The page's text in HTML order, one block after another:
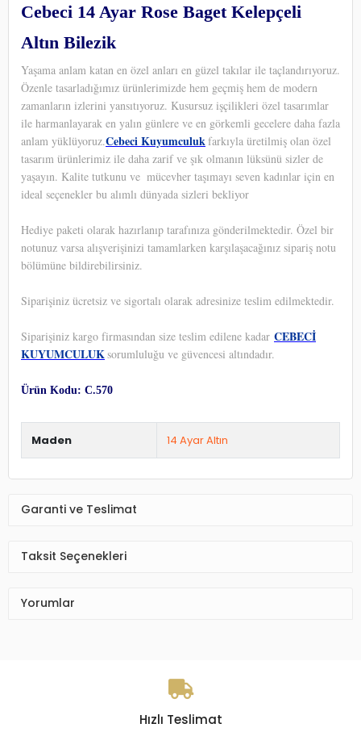
Cebeci 14 Ayar Rose Baget Kelepçeli
Altın Bilezik
Yaşama anlam katan en özel anları en güzel takılar ile taçlandırıyoruz.
Özenle tasarladığımız ürünlerimizde hem geçmiş hem de modern
zamanların izlerini yansıtıyoruz. Kusursuz işçilikleri özel tasarımlar
ile harmanlayarak en yalın günlere ve en görkemli gecelere daha fazla
anlam yüklüyoruz.Cebeci Kuyumculukfarkıyla üretilmiş olan özel
tasarım ürünlerimiz ile daha zarif ve şık olmanın lüksünü sizler de
yaşayın. Kalite tutkunu ve mücevher taşımayı seven kadınlar için en
ideal seçenekler bu alımlı dünyada sizleri bekliyor
Hediye paketi olarak hazırlanıp tarafınıza gönderilmektedir. Özel bir
notunuz varsa alışverişinizi tamamlarken karşılaşacağınız sipariş notu
bölümüne bildirebilirsiniz.
Siparişiniz ücretsiz ve sigortalı olarak adresinize teslim edilmektedir.
Siparişiniz kargo firmasından size teslim edilene kadar CEBECİ
KUYUMCULUKsorumluluğu ve güvencesi altındadır.
Ürün Kodu: C.570
Maden 14 Ayar Altın
Garanti ve Teslimat
Taksit Seçenekleri
Yorumlar
Hızlı Teslimat